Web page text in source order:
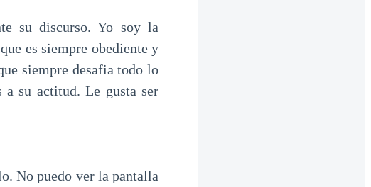
su discurso. Yo soy la
es siempre obediente y
siempre desafia todo lo
a su actitud. Le gusta ser
No puedo ver la pantalla